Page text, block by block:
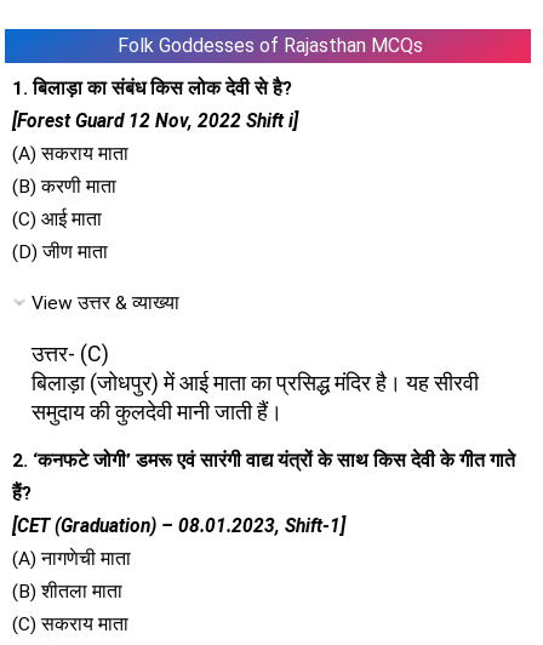
Folk Goddesses of Rajasthan MCQs
1. बिलाड़ा का संबंध किस लोक देवी से है?
[Forest Guard 12 Nov, 2022 Shift i]
(A) सकराय माता
(B) करणी माता
(C) आई माता
(D) जीण माता
View उत्तर & व्याख्या
उत्तर- (C)
बिलाड़ा (जोधपुर) में आई माता का प्रसिद्ध मंदिर है। यह सीरवी
समुदाय की कुलदेवी मानी जाती हैं।
2. ‘कनफटे जोगी’ डमरू एवं सारंगी वाद्य यंत्रों के साथ किस देवी के गीत गाते
हैं?
[CET (Graduation) – 08.01.2023, Shift-1]
(A) नागणेची माता
(B) शीतला माता
(C) सकराय माता